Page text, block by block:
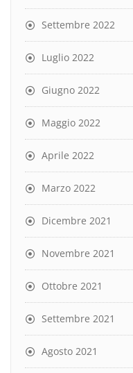
Settembre 2022
Luglio 2022
Giugno 2022
Maggio 2022
Aprile 2022
Marzo 2022
Dicembre 2021
Novembre 2021
Ottobre 2021
Settembre 2021
Agosto 2021